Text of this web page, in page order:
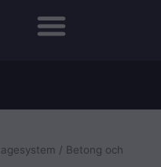
/ Betong och